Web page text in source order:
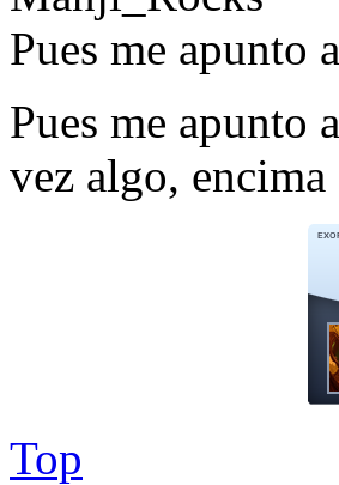
Pues me apunto
Pues me apunto
vez algo, encima
Top